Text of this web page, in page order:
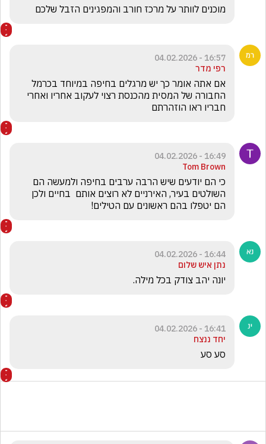
מוכנים לוותר על מרכז חורב והמפגינים הזבל שלכם
16:57 - 04.02.2026
רפי מדר
חבריו ראו הוזהרתם
16:49 - 04.02.2026
Tom Brown
הם יטפלו בהם ראשונים עם הטילים!
16:44 - 04.02.2026
נתן איש שלום
יונה יהב צודק בכל מילה.
16:41 - 04.02.2026
יחד ננצח
סע סע